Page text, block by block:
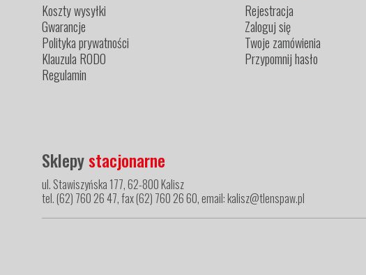
Koszty wysyłki
Gwarancje
Polityka prywatności
Klauzula RODO
Regulamin
Rejestracja
Zaloguj się
Twoje zamówienia
Przypomnij hasło
Sklepystacjonarne
ul. Stawiszyńska 177, 62-800 Kalisz
tel. (62) 760 26 47, fax (62) 760 26 60, email: kalisz@tlenspaw.pl